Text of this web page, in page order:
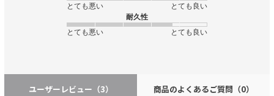
とても悪い
とても良い
耐久性
とても悪い
とても良い
ユーザーレビュー （3） 商品のよくあるご質問 （0）